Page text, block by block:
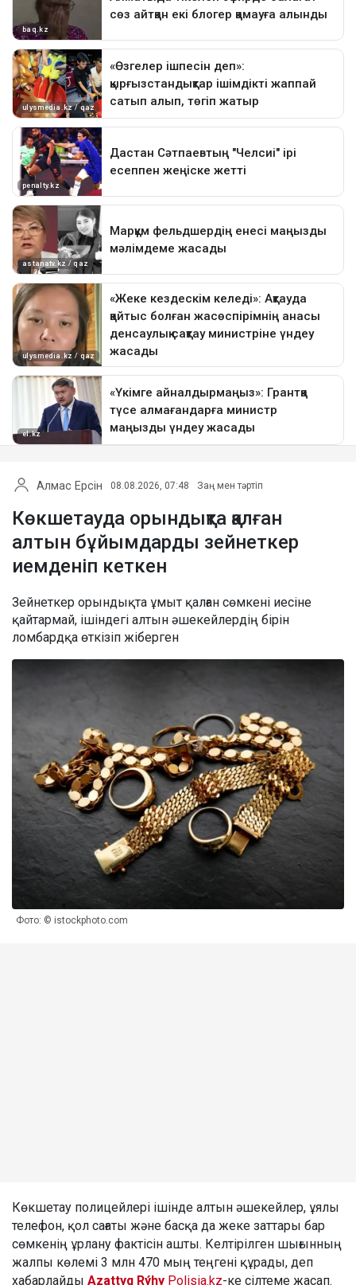
Алмас Ерсін 08.08.2026, 07:48 Заң мен тәртіп
Көкшетауда орындықта қалған
алтын бұйымдарды зейнеткер
иемденіп кеткен
Зейнеткер орындықта ұмыт қалған сөмкені иесіне
қайтармай, ішіндегі алтын әшекейлердің бірін
ломбардқа өткізіп жіберген
Фото: © istockphoto.com
Көкшетау полицейлері ішінде алтын әшекейлер, ұялы
телефон, қол сағаты және басқа да жеке заттары бар
сөмкенің ұрлану фактісін ашты. Келтірілген шығынның
жалпы көлемі 3 млн 470 мың теңгені құрады, деп
хабарлайды Azattyq Rýhy Polisia.kz-ке сілтеме жасап.